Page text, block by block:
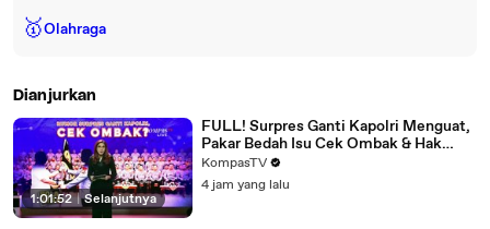
🥇Olahraga
Dianjurkan
1:01:52 | Selanjutnya
FULL! Surpres Ganti Kapolri Menguat,
Pakar Bedah Isu Cek Ombak & Hak
Presiden Prabowo | Bola Liar
KompasTV
4 jam yang lalu